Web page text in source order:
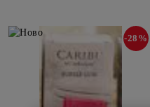
-28%